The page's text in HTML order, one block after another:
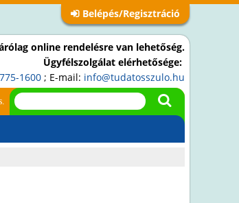
Belépés/Regisztráció
online rendelésre van lehetőség.
Ügyfélszolgálat elérhetősége:
1600 ; E-mail: info@tudatosszulo.hu